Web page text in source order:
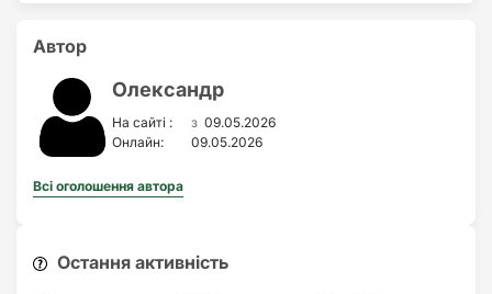
Автор
Олександр
На сайті : з 09.05.2026
Онлайн:
09.05.2026
Всі оголошення автора
Остання активність